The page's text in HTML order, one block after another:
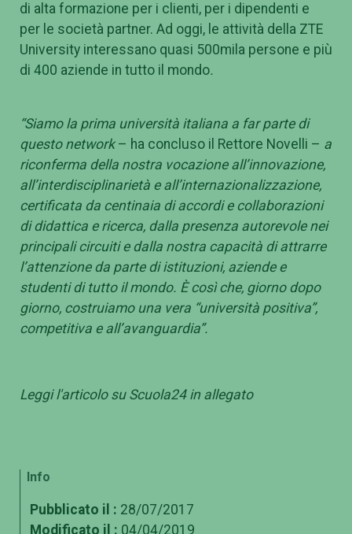
di alta formazione per i clienti, per i dipendenti e
per le società partner. Ad oggi, le attività della ZTE
University interessano quasi 500mila persone e più
di 400 aziende in tutto il mondo.
“Siamo la prima università italiana a far parte di
questo network– ha concluso il Rettore Novelli – a
riconferma della nostra vocazione all’innovazione,
all’interdisciplinarietà e all’internazionalizzazione,
certificata da centinaia di accordi e collaborazioni
di didattica e ricerca, dalla presenza autorevole nei
principali circuiti e dalla nostra capacità di attrarre
l’attenzione da parte di istituzioni, aziende e
studenti di tutto il mondo. È così che, giorno dopo
giorno, costruiamo una vera “università positiva”,
competitiva e all’avanguardia”.
Leggi l'articolo su Scuola24 in allegato
Info
Pubblicato il : 28/07/2017
Modificato il : 04/04/2019